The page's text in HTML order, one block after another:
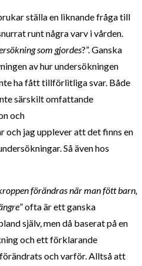
ställa en liknande fråga till
runt några varv i vården.
som gjordes?”. Ganska
av hur undersökningen
ha fått tillförlitliga svar. Både
särskilt omfattande
och
jag upplever att det finns en
Så även hos
förändras när man fött barn,
” ofta är ett ganska
själv, men då baserat på en
och ett förklarande
och varför. Alltså att